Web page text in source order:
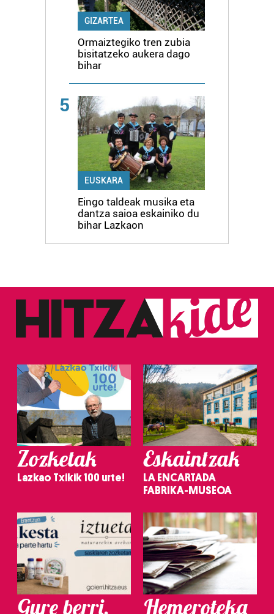
GIZARTEA
Ormaiztegiko tren zubia
bisitatzeko aukera dago
bihar
5
EUSKARA
Eingo taldeak musika eta
dantza saioa eskainiko du
bihar Lazkaon
Zozketak
Lazkao Txikik 100 urte!
Eskaintzak
LA ENCARTADA
FABRIKA-MUSEOA
Gure berri. Hemeroteka